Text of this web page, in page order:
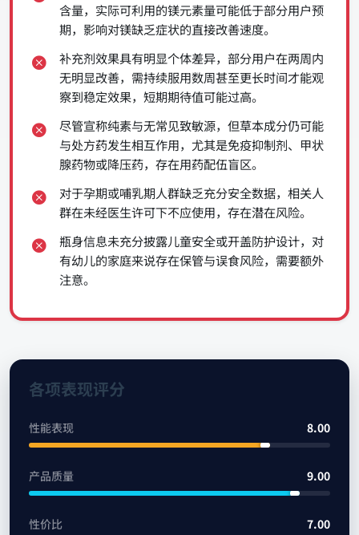
含量，实际可利用的镁元素量可能低于部分用户预
期，影响对镁缺乏症状的直接改善速度。
补充剂效果具有明显个体差异，部分用户在两周内
无明显改善，需持续服用数周甚至更长时间才能观
察到稳定效果，短期期待值可能过高。
尽管宣称纯素与无常见致敏源，但草本成分仍可能
与处方药发生相互作用，尤其是免疫抑制剂、甲状
腺药物或降压药，存在用药配伍盲区。
对于孕期或哺乳期人群缺乏充分安全数据，相关人
群在未经医生许可下不应使用，存在潜在风险。
瓶身信息未充分披露儿童安全或开盖防护设计，对
有幼儿的家庭来说存在保管与误食风险，需要额外
注意。
各项表现评分
性能表现 8.00
产品质量 9.00
性价比 7.00